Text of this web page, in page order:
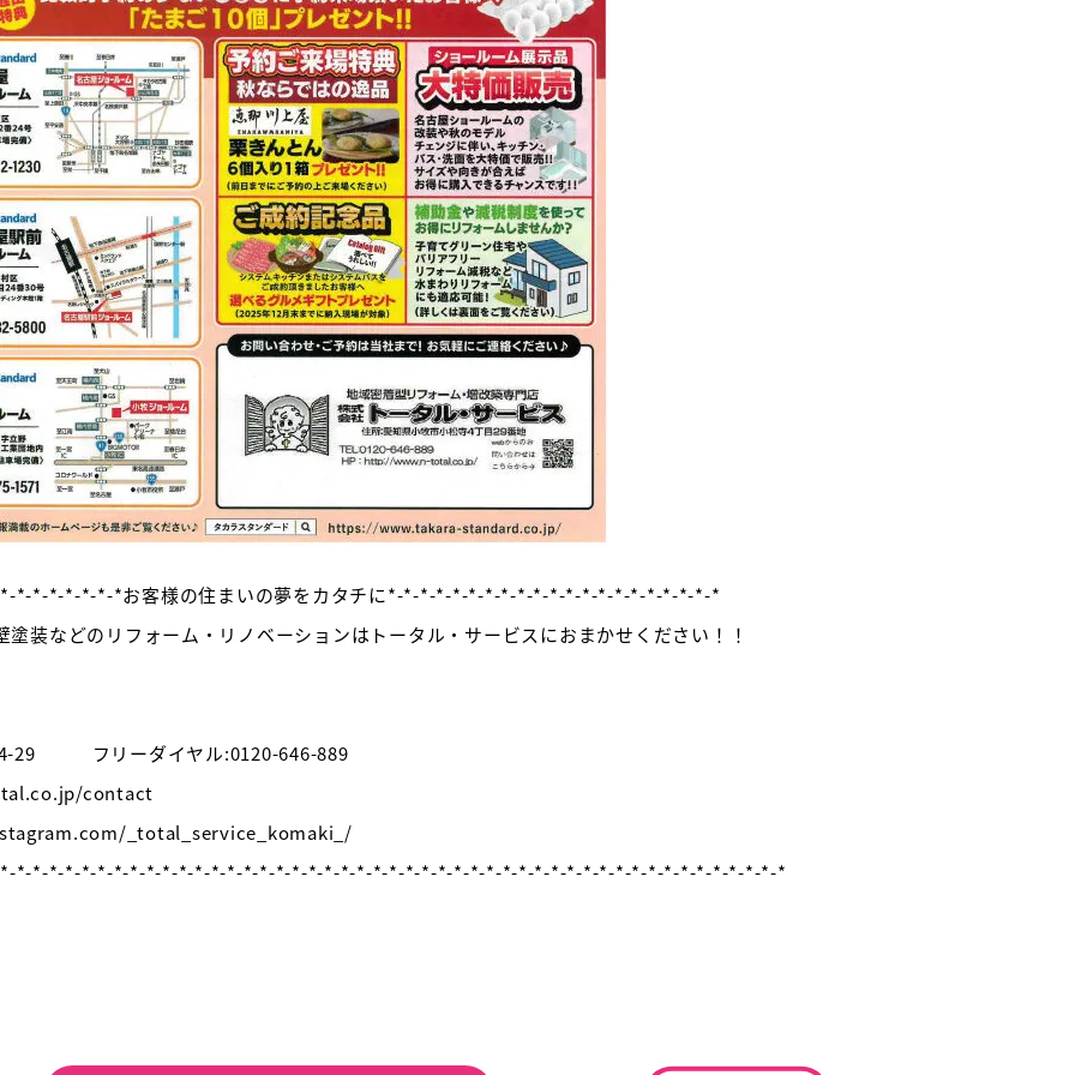
*-*-*-*-*-*お客様の住まいの夢をカタチに*-*-*-*-*-*-*-*-*-*-*-*-*-*-*-*-*-*-*-*-*
装などのリフォーム・リノベーションはトータル・サービスにおまかせください！！
4-29 フリーダイヤル:0120-646-889
contact
_total_service_komaki_/
*-*-*-*-*-*-*-*-*-*-*-*-*-*-*-*-*-*-*-*-*-*-*-*-*-*-*-*-*-*-*-*-*-*-*-*-*-*-*-*-*-*-*-*-*-*-*-*